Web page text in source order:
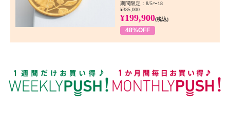
期間限定：8/5〜18
¥385,000
¥199,900(税込)
48%OFF